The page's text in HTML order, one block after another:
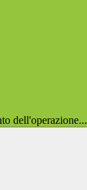
dell'operazione...